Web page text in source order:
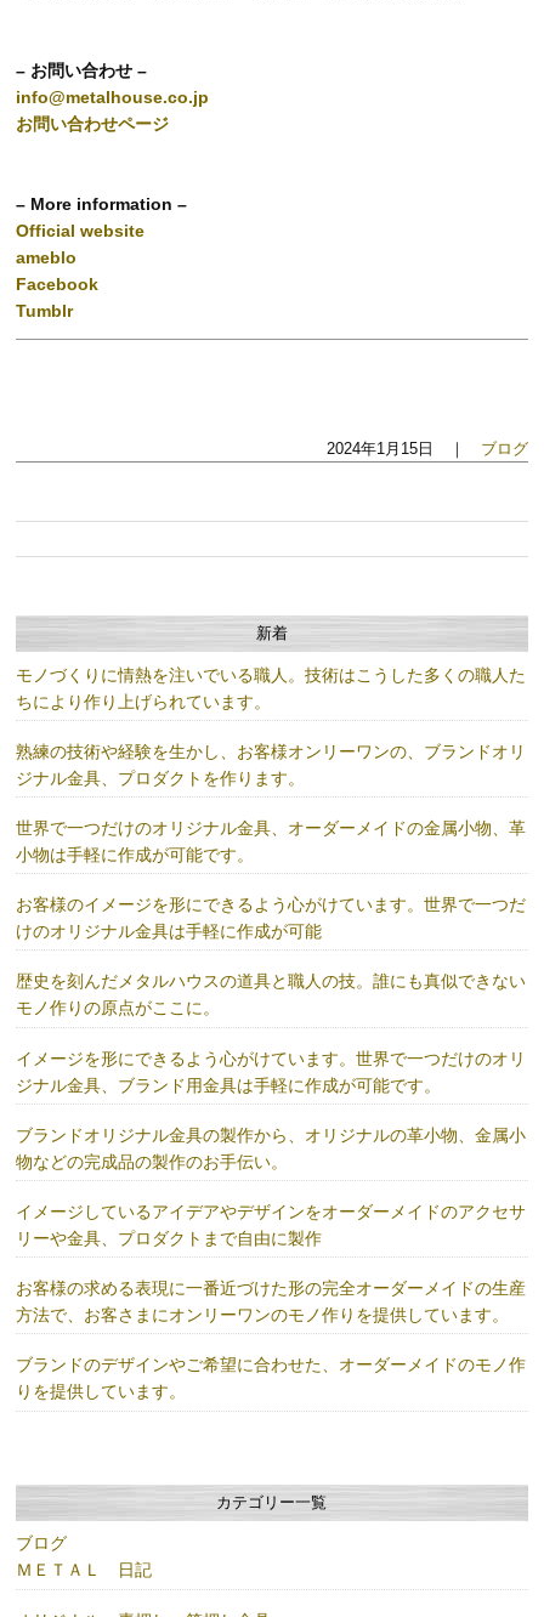
– お問い合わせ –
info@metalhouse.co.jp
お問い合わせページ
– More information –
Official website
ameblo
Facebook
Tumblr
2024年1月15日 ｜ ブログ
新着
モノづくりに情熱を注いでいる職人。技術はこうした多くの職人た
ちにより作り上げられています。
熟練の技術や経験を生かし、お客様オンリーワンの、ブランドオリ
ジナル金具、プロダクトを作ります。
世界で一つだけのオリジナル金具、オーダーメイドの金属小物、革
小物は手軽に作成が可能です。
お客様のイメージを形にできるよう心がけています。世界で一つだ
けのオリジナル金具は手軽に作成が可能
歴史を刻んだメタルハウスの道具と職人の技。誰にも真似できない
モノ作りの原点がここに。
イメージを形にできるよう心がけています。世界で一つだけのオリ
ジナル金具、ブランド用金具は手軽に作成が可能です。
ブランドオリジナル金具の製作から、オリジナルの革小物、金属小
物などの完成品の製作のお手伝い。
イメージしているアイデアやデザインをオーダーメイドのアクセサ
リーや金具、プロダクトまで自由に製作
お客様の求める表現に一番近づけた形の完全オーダーメイドの生産
方法で、お客さまにオンリーワンのモノ作りを提供しています。
ブランドのデザインやご希望に合わせた、オーダーメイドのモノ作
りを提供しています。
カテゴリー一覧
ブログ
ＭＥＴＡＬ 日記